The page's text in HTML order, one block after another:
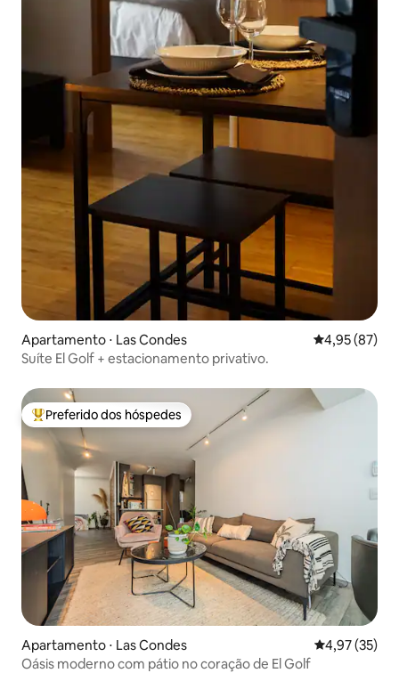
Apartamento ⋅ Las Condes 4,95 de uma
4,95 (87)
Suíte El Golf + estacionamento privativo.
Entre os melhores preferidos dos hóspedes
Preferido dos hóspedes
Apartamento ⋅ Las Condes 4,97 de uma
4,97 (35)
Oásis moderno com pátio no coração de El Golf